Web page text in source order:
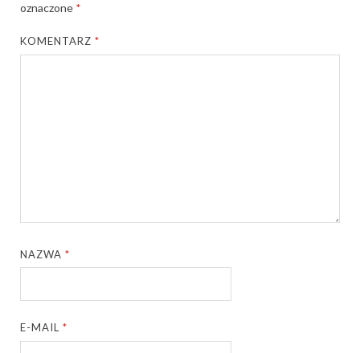
oznaczone *
KOMENTARZ*
NAZWA*
E-MAIL*